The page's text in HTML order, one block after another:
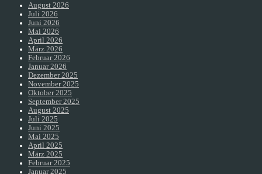
August 2026
Juli 2026
Juni 2026
Mai 2026
April 2026
März 2026
Februar 2026
Januar 2026
Dezember 2025
November 2025
Oktober 2025
September 2025
August 2025
Juli 2025
Juni 2025
Mai 2025
April 2025
März 2025
Februar 2025
Januar 2025